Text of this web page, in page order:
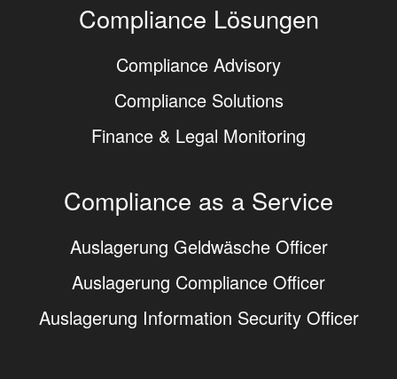
Compliance Lösungen
Compliance Advisory
Compliance Solutions
Finance & Legal Monitoring
Compliance as a Service
Auslagerung Geldwäsche Officer
Auslagerung Compliance Officer
Auslagerung Information Security Officer